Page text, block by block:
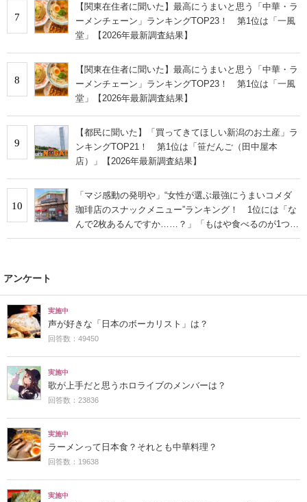
7
【関東在住者に聞いた】最高にうまいと思う「中華・ラ
ーメンチェーン」ランキングTOP23！ 第1位は「一風
堂」【2026年最新調査結果】
8
【関東在住者に聞いた】最高にうまいと思う「中華・ラ
ーメンチェーン」ランキングTOP23！ 第1位は「一風
堂」【2026年最新調査結果】
9
【都民に聞いた】「買ってきてほしい新潟のお土産」ラ
ンキングTOP21！ 第1位は「笹だんご（田中屋本
店）」【2026年最新調査結果】
10
「マジ感動の発明や」“女性が選ぶ最強にうまいコメダ
珈琲店のスナックメニュー”ランキング！ 1位には「な
んで2枚あるんですか……？」「もはや食べるのが1つの
趣味」の声
アンケート
実施中
声が好きな「日本のボーカリスト」は？
回答数：49450
実施中
歌が上手だと思うホロライブのメンバーは？
回答数：23836
実施中
ラーメンって日本食？それとも中華料理？
回答数：19638
実施中